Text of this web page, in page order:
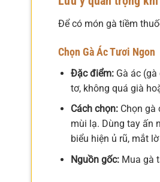
Để có món gà tiềm
Chọn Gà Ác Tươi Ngon
Đặc điểm:Gà ác (gà
tơ, không quá già
Cách chọn:Chọn gà
mùi lạ. Dùng tay ấn
biểu hiện ủ rũ, mắt
Nguồn gốc:Mua gà